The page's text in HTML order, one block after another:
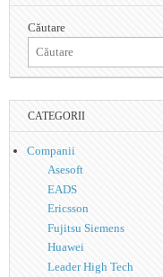
Căutare
CATEGORII
Companii
Asesoft
EADS
Ericsson
Fujitsu Siemens
Huawei
Leader High Tech